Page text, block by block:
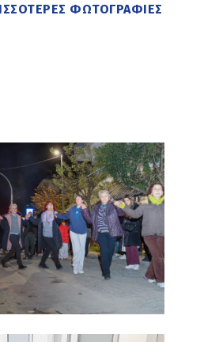
ΦΩΤΟΓΡΑΦΙΕΣ